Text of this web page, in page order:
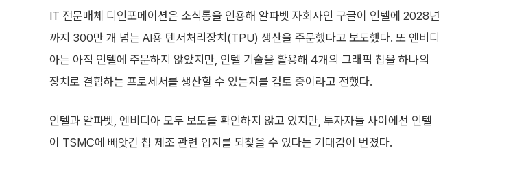
IT 전문매체 디인포메이션은 소식통을 인용해 알파벳 자회사인 구글이 인텔에 2028년
까지 300만 개 넘는 AI용 텐서처리장치(TPU) 생산을 주문했다고 보도했다. 또 엔비디
아는 아직 인텔에 주문하지 않았지만, 인텔 기술을 활용해 4개의 그래픽 칩을 하나의
장치로 결합하는 프로세서를 생산할 수 있는지를 검토 중이라고 전했다.
인텔과 알파벳, 엔비디아 모두 보도를 확인하지 않고 있지만, 투자자들 사이에선 인텔
이 TSMC에 빼앗긴 칩 제조 관련 입지를 되찾을 수 있다는 기대감이 번졌다.